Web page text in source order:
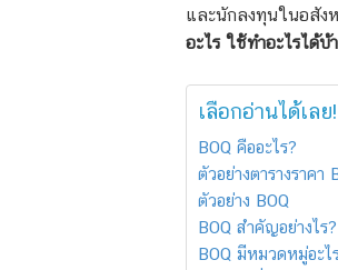
และนักลงทุนในอสัง
อะไร ใช้ทำอะไรได้
เลือกอ่านได้เลย!
BOQ คืออะไร?
ตัวอย่างตารางราคา
ตัวอย่าง BOQ
BOQ สำคัญอย่างไร?
BOQ มีหมวดหมู่อะไ